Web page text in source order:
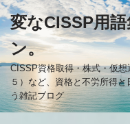
コ
ン
テ
ン
ツ
変なCISSP用
ン。
CISSP資格取得・株式・仮
５）など、資格と不労所得
う雑記ブログ